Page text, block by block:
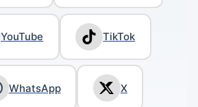
YouTube TikTok
WhatsApp X